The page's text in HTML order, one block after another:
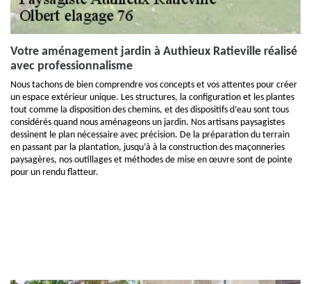
Votre aménagement jardin à Authieux Ratieville réalisé
avec professionnalisme
Nous tachons de bien comprendre vos concepts et vos attentes pour créer
un espace extérieur unique. Les structures, la configuration et les plantes
tout comme la disposition des chemins, et des dispositifs d’eau sont tous
considérés quand nous aménageons un jardin. Nos artisans paysagistes
dessinent le plan nécessaire avec précision. De la préparation du terrain
en passant par la plantation, jusqu’à à la construction des maçonneries
paysagères, nos outillages et méthodes de mise en œuvre sont de pointe
pour un rendu flatteur.